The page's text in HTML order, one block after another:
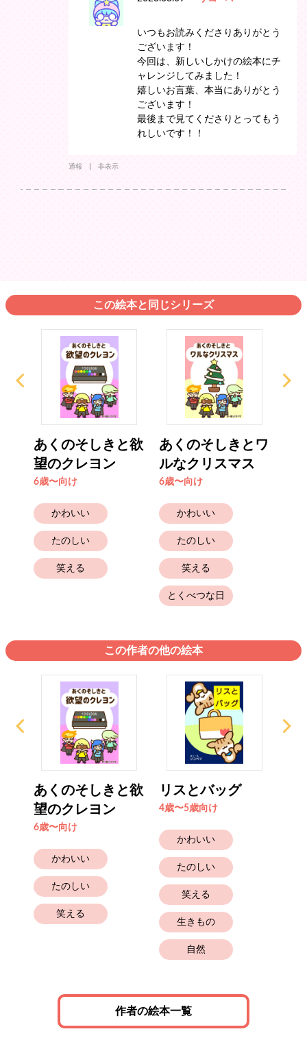
いつもお読みくださりありがとう
ございます！
今回は、新しいしかけの絵本にチ
ャレンジしてみました！
嬉しいお言葉、本当にありがとう
ございます！
最後まで見てくださりとってもう
れしいです！！
通報 非表示
この絵本と同じシリーズ
あくのそしきと欲
望のクレヨン
6歳〜向け
かわいい
たのしい
笑える
あくのそしきとワ
ルなクリスマス
6歳〜向け
かわいい
たのしい
笑える
とくべつな日
この作者の他の絵本
あくのそしきと欲
望のクレヨン
6歳〜向け
かわいい
たのしい
笑える
リスとバッグ
4歳〜5歳向け
かわいい
たのしい
笑える
生きもの
自然
作者の絵本一覧